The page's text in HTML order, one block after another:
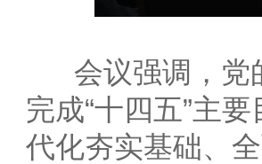
会议强调，党
完成“十四五”主
代化夯实基础、